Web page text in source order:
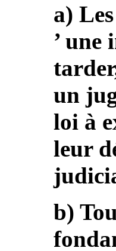
a)
’ une
un
loi à
leur
b)